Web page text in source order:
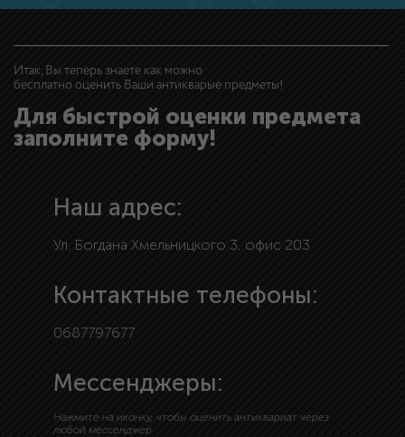
Итак, Вы теперь знаете как можно
бесплатно оценить Ваши антикварые предметы!
Для быстрой оценки предмета
заполните форму!
Наш адрес:
Ул. Богдана Хмельницкого 3, офис 203
Контактные телефоны:
0687797677
Мессенджеры:
Нажмите на иконку, чтобы оценить антиквариат через
любой мессенджер